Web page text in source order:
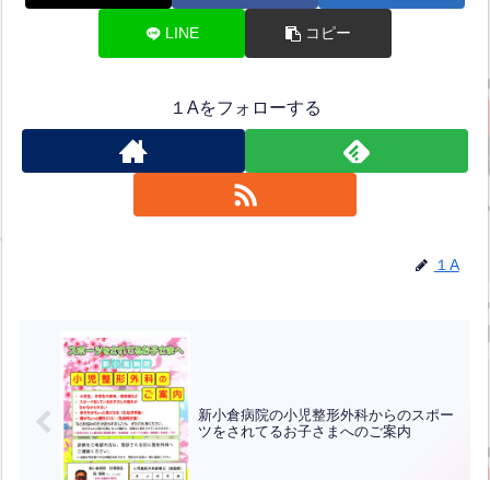
LINE コピー
１Aをフォローする
１A
新小倉病院の小児整形外科からのスポー
ツをされてるお子さまへのご案内